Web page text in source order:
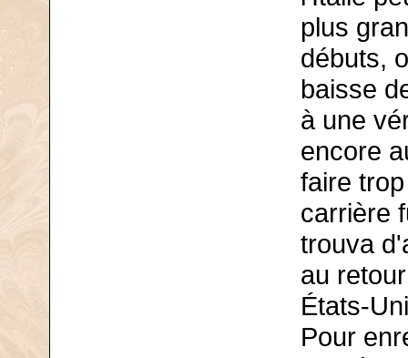
plus
débuts,
baisse
à une
encore
faire
carrière
trouva
au
États-
Pour